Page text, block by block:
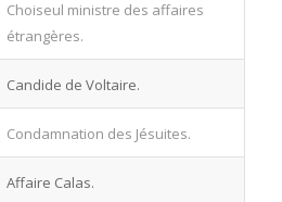
Choiseul ministre des affaires
étrangères.
Candide de Voltaire.
Condamnation des Jésuites.
Affaire Calas.